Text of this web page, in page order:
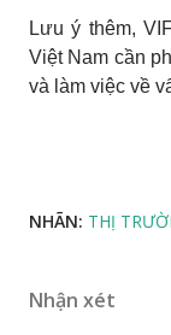
Lưu ý thêm,
Việt Nam cần
và làm việc về
NHÃN: THỊ
Nhận xét